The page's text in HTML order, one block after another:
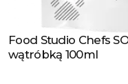
Zobacz produkt
Food Studio Chefs
wątróbką 100ml